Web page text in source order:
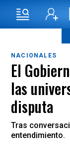
NACIONALES
El
las
disputa
Tras
entendimiento.